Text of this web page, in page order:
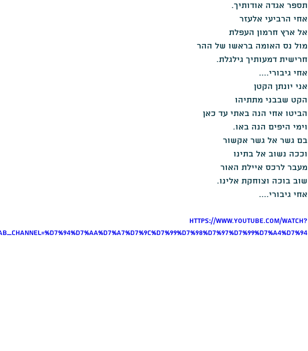
תספר אגדה אודותיך.
אחי הרביעי אלעזר
אל ארץ חרמון העפלת
מול נס האומה בראשו של ההר
חרישית דמעותיך גילגלת.
אחי גיבורי....
אני יונתן הקטן
הקט שבבני מתתיהו
הביטו אחי הנה באתי עד כאן
וימי היפים הנה באו.
בם גשר אל גשר אקשור
וככה נשוב אל בתינו
מעבר לרכס איילת האור
שוב בוכה וצוחקת אלינו.
אחי גיבורי....
https://www.youtube.com/watch?